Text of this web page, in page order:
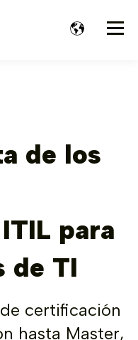
de los
para
de TI
certificación
hasta Master,